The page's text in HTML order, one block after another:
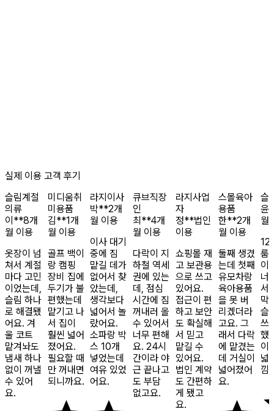
실제 이용 고객 후기
슬림계절
의류
이**8개
월 이용
옷장이 넘
쳐서 계절
마다 고민
이었는데,
슬림 하나
로 해결됐
어요. 겨
울 코트
맡겨놔도
냄새 하나
없이 꺼낼
수 있어
요.
미디움취
미용품
김**1개
월 이용
골프 백이
랑 캠핑
장비 집에
두기가 불
편했는데
맡기고 나
서 집이
훨씬 넓어
졌어요.
필요할 때
만 꺼내면
되니까요.
라지이사
박**2개
월 이용
이사 대기
중에 짐
맡길 데가
없어서 찾
았는데,
생각보다
넓어서 놀
랐어요.
소파랑 박
스 10개
넣었는데
여유 있었
어요.
큐브직장
인
최**4개
월 이용
다락이 지
하철 역세
권에 있는
데, 점심
시간에 짐
꺼내러 올
수 있어서
너무 편해
요. 24시
간이라 야
근 끝나고
도 부담
없고요.
라지사업
자
정**법인
이용
쇼핑몰 재
고 보관용
으로 쓰고
있어요.
접근이 편
하고 보안
도 확실해
서 믿고
맡길 수
있어요.
법인 계약
도 간편하
게 됐고
요.
스몰육아
용품
한**2개
월 이용
둘째 생겼
는데 첫째
유모차랑
육아용품
을 못 버
리겠더라
고요. 그
래서 다락
에 맡겼는
데 거실이
넓어졌어
요.
슬
윤
월
12
룸
이
너
서
막
슬
쓰
했
이
넓
낌